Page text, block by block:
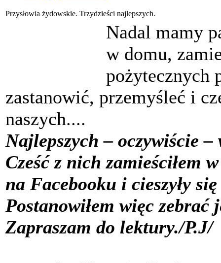
Przysłowia żydowskie. Trzydzieści najlepszych.
Nadal mamy
w domu,
pożytecznych
zastanowić, przemyśleć i
naszych....
Najlepszych – oczywiście
Cześć z nich zamieściłem
na Facebooku i cieszyły
Postanowiłem więc
Zapraszam do lektury./P.J/